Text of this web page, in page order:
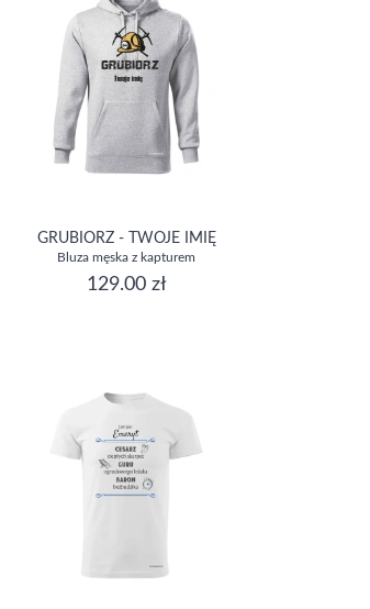
GRUBIORZ - TWOJE IMIĘ
Bluza męska z kapturem
129.00 zł